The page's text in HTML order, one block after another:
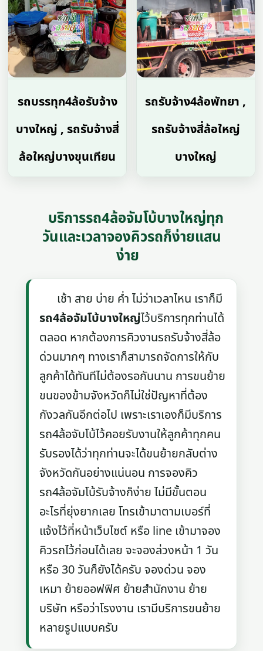
รถบรรทุก4ล้อรับจ้าง
บางใหญ่ , รถรับจ้างสี่
ล้อใหญ่บางขุนเทียน
รถรับจ้าง4ล้อพัทยา ,
รถรับจ้างสี่ล้อใหญ่
บางใหญ่
บริการรถ4ล้อจัมโบ้บางใหญ่ทุก
วันและเวลาจองคิวรถก็ง่ายแสน
ง่าย
เช้า สาย บ่าย ค่ำ ไม่ว่าเวลาไหน เราก็มี
รถ4ล้อจัมโบ้บางใหญ่ไว้บริการทุกท่านได้
ตลอด หากต้องการคิวงานรถรับจ้างสี่ล้อ
ด่วนมากๆ ทางเราก็สามารถจัดการให้กับ
ลูกค้าได้ทันทีไม่ต้องรอกันนาน การขนย้าย
ขนของข้ามจังหวัดก็ไม่ใช่ปัญหาที่ต้อง
กังวลกันอีกต่อไป เพราะเราเองก็มีบริการ
รถ4ล้อจับโบ้ไว้คอยรับงานให้ลูกค้าทุกคน
รับรองได้ว่าทุกท่านจะได้ขนย้ายกลับต่าง
จังหวัดกันอย่างแน่นอน การจองคิว
รถ4ล้อจัมโบ้รับจ้างก็ง่าย ไม่มีขั้นตอน
อะไรที่ยุ่งยากเลย โทรเข้ามาตามเบอร์ที่
แจ้งไว้ที่หน้าเว็บไซต์ หรือ line เข้ามาจอง
คิวรถไว้ก่อนได้เลย จะจองล่วงหน้า 1 วัน
หรือ 30 วันก็ยังได้ครับ จองด่วน จอง
เหมา ย้ายออฟฟิศ ย้ายสำนักงาน ย้าย
บริษัท หรือว่าโรงงาน เรามีบริการขนย้าย
หลายรูปแบบครับ